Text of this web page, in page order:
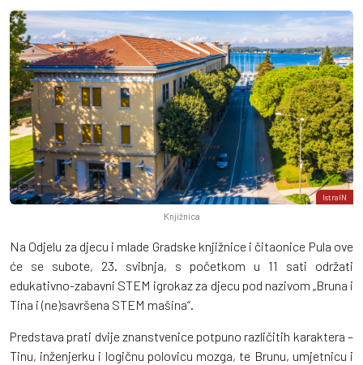
IstraIN
Knjižnica
Na Odjelu za djecu i mlade Gradske knjižnice i čitaonice Pula ove
će se subote, 23. svibnja, s početkom u 11 sati održati
edukativno-zabavni STEM igrokaz za djecu pod nazivom „Bruna i
Tina i (ne)savršena STEM mašina“.
Predstava prati dvije znanstvenice potpuno različitih karaktera –
Tinu, inženjerku i logičnu polovicu mozga, te Brunu, umjetnicu i